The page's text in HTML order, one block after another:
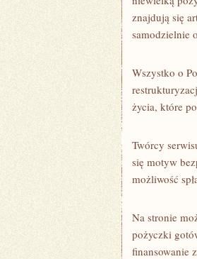
znajdują się
samodzielnie
Wszystko o
życia, które
Twórcy
się motyw
możliwość
Na stronie
pożyczki
finansowanie